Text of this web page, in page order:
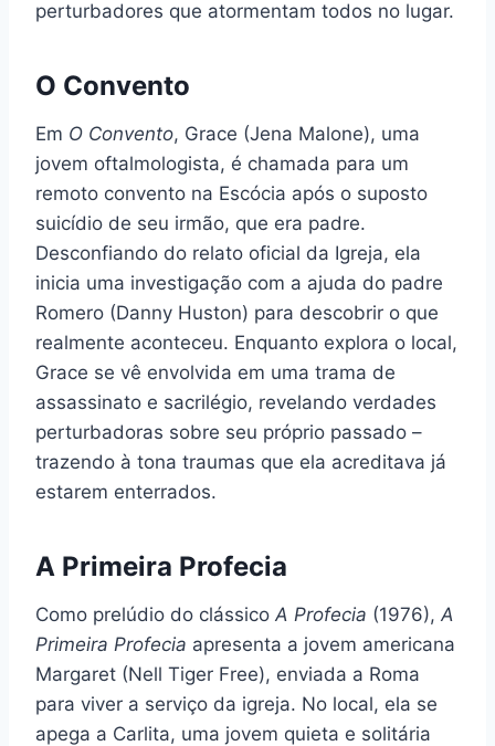
perturbadores que atormentam todos no lugar.
O Convento
Em O Convento, Grace (Jena Malone), uma
jovem oftalmologista, é chamada para um
remoto convento na Escócia após o suposto
suicídio de seu irmão, que era padre.
Desconfiando do relato oficial da Igreja, ela
inicia uma investigação com a ajuda do padre
Romero (Danny Huston) para descobrir o que
realmente aconteceu. Enquanto explora o local,
Grace se vê envolvida em uma trama de
assassinato e sacrilégio, revelando verdades
perturbadoras sobre seu próprio passado –
trazendo à tona traumas que ela acreditava já
estarem enterrados.
A Primeira Profecia
Como prelúdio do clássico A Profecia (1976), A
Primeira Profecia apresenta a jovem americana
Margaret (Nell Tiger Free), enviada a Roma
para viver a serviço da igreja. No local, ela se
apega a Carlita, uma jovem quieta e solitária